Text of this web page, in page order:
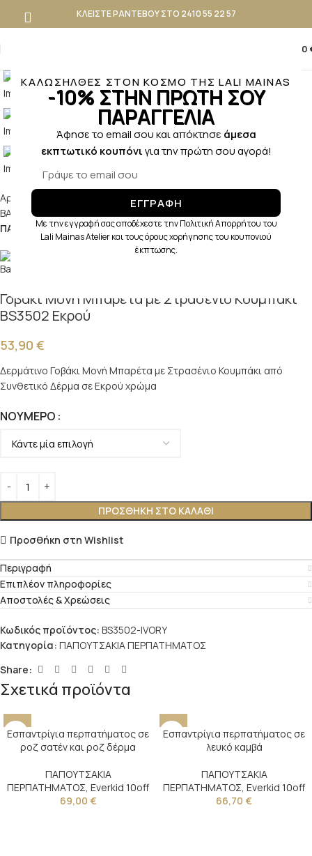
ΚΑΛΩΣΗΛΘΕΣ ΣΤΟΝ ΚΟΣΜΟ ΤΗΣ LALI MAINAS
-10% ΣΤΗΝ ΠΡΩΤΗ ΣΟΥ
ΠΑΡΑΓΓΕΛΙΑ
Άφησε το email σου και απόκτησε άμεσα
εκπτωτικό κουπόνιγια την πρώτη σου αγορά!
ΕΓΓΡΑΦΗ
Με την εγγραφή σας αποδέχεστε την Πολιτική Απορρήτου του
Lali Mainas Atelier και τους όρους χορήγησης του κουπονιού
έκπτωσης.
ΚΛΕΙΣΤΕ ΡΑΝΤΕΒΟΥ ΣΤΟ 2410 55 22 57
0,00
Κλικ για μεγέθυνση
Αρχική σελίδα
ΚΟΡΙΤΣΙ
ΒΑΠΤΙΣΤΙΚΑ ΠΑΠΟΥΤΣΑΚΙΑ ΚΟΡΙΤΣΙ
ΠΑΠΟΥΤΣΑΚΙΑ ΠΕΡΠΑΤΗΜΑΤΟΣ
Γοβάκι Μονή Μπαρέτα με Στρασένιο Κουμπάκι
BS3502 Εκρού
53,90 €
Δερμάτινο Γοβάκι Μονή Μπαρέτα με Στρασένιο Κουμπάκι από
Συνθετικό Δέρμα σε Εκρού χρώμα
ΝΟΎΜΕΡΟ
ΠΡΟΣΘΉΚΗ ΣΤΟ ΚΑΛΆΘΙ
Προσθήκη στη Wishlist
Περιγραφή
Επιπλέον πληροφορίες
Αποστολές & Χρεώσεις
Κωδικός προϊόντος: BS3502-IVORY
Κατηγορία: ΠΑΠΟΥΤΣΑΚΙΑ ΠΕΡΠΑΤΗΜΑΤΟΣ
Share:
Σχετικά προϊόντα
Εσπαντρίγια περπατήματος σε
ροζ σατέν και ροζ δέρμα
ΠΑΠΟΥΤΣΑΚΙΑ
ΠΕΡΠΑΤΗΜΑΤΟΣ, Everkid 10off
69,00 €
Εσπαντρίγια περπατήματος σε
λευκό καμβά
ΠΑΠΟΥΤΣΑΚΙΑ
ΠΕΡΠΑΤΗΜΑΤΟΣ, Everkid 10off
66,70 €